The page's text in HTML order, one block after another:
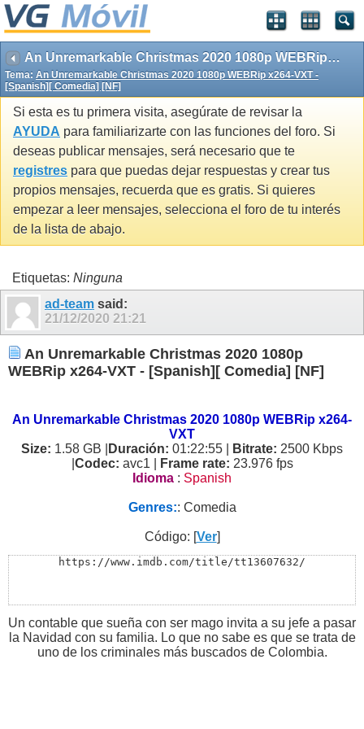
An Unremarkable Christmas 2020 1080p WEBRip x264-VXT - [Spanish][ Comedia] [NF]
Tema: An Unremarkable Christmas 2020 1080p WEBRip x264-VXT -
[Spanish][ Comedia] [NF]
Si esta es tu primera visita, asegúrate de revisar la
AYUDA para familiarizarte con las funciones del foro. Si
deseas publicar mensajes, será necesario que te
registres para que puedas dejar respuestas y crear tus
propios mensajes, recuerda que es gratis. Si quieres
empezar a leer mensajes, selecciona el foro de tu interés
de la lista de abajo.
Etiquetas: Ninguna
ad-team said:
21/12/2020 21:21
An Unremarkable Christmas 2020 1080p
WEBRip x264-VXT - [Spanish][ Comedia] [NF]
An Unremarkable Christmas 2020 1080p WEBRip x264-
VXT
Size: 1.58 GB | Duración: 01:22:55 | Bitrate: 2500 Kbps
Codec: avc1 | Frame rate: 23.976 fps
Idioma : Spanish
Genres:: Comedia
Código: [Ver]
https://www.imdb.com/title/tt13607632/
Un contable que sueña con ser mago invita a su jefe a pasar
la Navidad con su familia. Lo que no sabe es que se trata de
uno de los criminales más buscados de Colombia.